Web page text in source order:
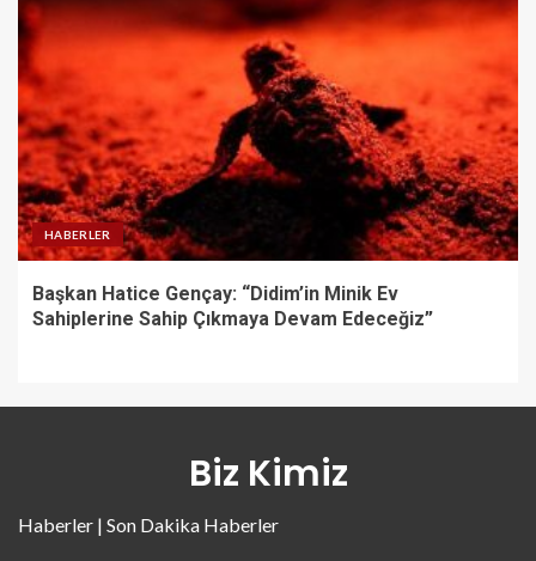
HABERLER
Başkan Hatice Gençay: “Didim’in Minik Ev
Sahiplerine Sahip Çıkmaya Devam Edeceğiz”
Biz Kimiz
Haberler | Son Dakika Haberler